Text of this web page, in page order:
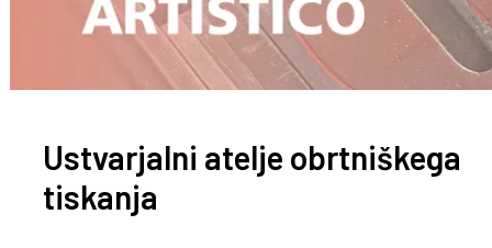
Ustvarjalni atelje obrtniškega
tiskanja